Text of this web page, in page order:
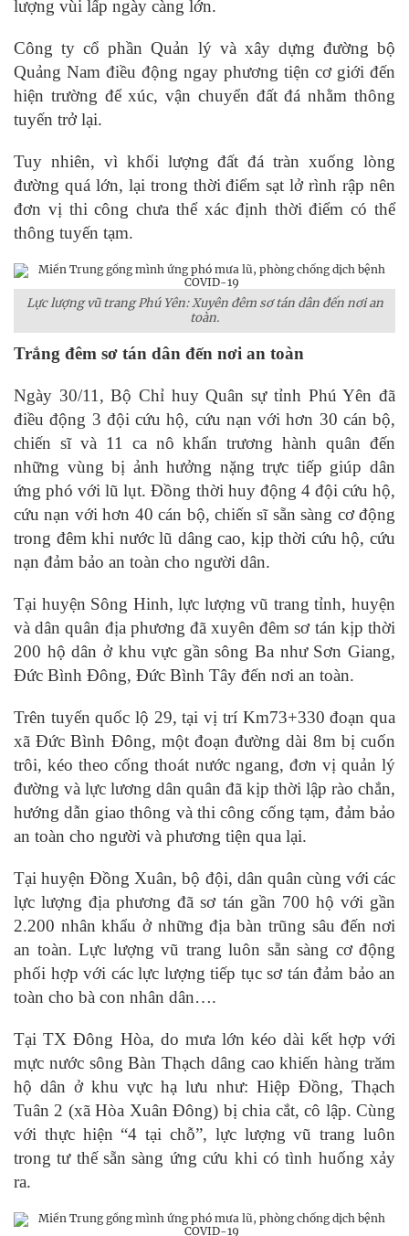
lượng vùi lấp ngày càng lớn.
Công ty cổ phần Quản lý và xây dựng đường bộ
Quảng Nam điều động ngay phương tiện cơ giới đến
hiện trường để xúc, vận chuyển đất đá nhằm thông
tuyến trở lại.
Tuy nhiên, vì khối lượng đất đá tràn xuống lòng
đường quá lớn, lại trong thời điểm sạt lở rình rập nên
đơn vị thi công chưa thể xác định thời điểm có thể
thông tuyến tạm.
Lực lượng vũ trang Phú Yên: Xuyên đêm sơ tán dân đến nơi an
toàn.
Trắng đêm sơ tán dân đến nơi an toàn
Ngày 30/11, Bộ Chỉ huy Quân sự tỉnh Phú Yên đã
điều động 3 đội cứu hộ, cứu nạn với hơn 30 cán bộ,
chiến sĩ và 11 ca nô khẩn trương hành quân đến
những vùng bị ảnh hưởng nặng trực tiếp giúp dân
ứng phó với lũ lụt. Đồng thời huy động 4 đội cứu hộ,
cứu nạn với hơn 40 cán bộ, chiến sĩ sẵn sàng cơ động
trong đêm khi nước lũ dâng cao, kịp thời cứu hộ, cứu
nạn đảm bảo an toàn cho người dân.
Tại huyện Sông Hinh, lực lượng vũ trang tỉnh, huyện
và dân quân địa phương đã xuyên đêm sơ tán kịp thời
200 hộ dân ở khu vực gần sông Ba như Sơn Giang,
Đức Bình Đông, Đức Bình Tây đến nơi an toàn.
Trên tuyến quốc lộ 29, tại vị trí Km73+330 đoạn qua
xã Đức Bình Đông, một đoạn đường dài 8m bị cuốn
trôi, kéo theo cống thoát nước ngang, đơn vị quản lý
đường và lực lương dân quân đã kịp thời lập rào chắn,
hướng dẫn giao thông và thi công cống tạm, đảm bảo
an toàn cho người và phương tiện qua lại.
Tại huyện Đồng Xuân, bộ đội, dân quân cùng với các
lực lượng địa phương đã sơ tán gần 700 hộ với gần
2.200 nhân khẩu ở những địa bàn trũng sâu đến nơi
an toàn. Lực lượng vũ trang luôn sẵn sàng cơ động
phối hợp với các lực lượng tiếp tục sơ tán đảm bảo an
toàn cho bà con nhân dân….
Tại TX Đông Hòa, do mưa lớn kéo dài kết hợp với
mực nước sông Bàn Thạch dâng cao khiến hàng trăm
hộ dân ở khu vực hạ lưu như: Hiệp Đồng, Thạch
Tuân 2 (xã Hòa Xuân Đông) bị chia cắt, cô lập. Cùng
với thực hiện “4 tại chỗ”, lực lượng vũ trang luôn
trong tư thế sẵn sàng ứng cứu khi có tình huống xảy
ra.